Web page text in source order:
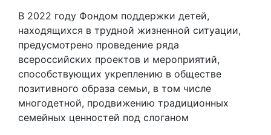
В 2022 году Фондом поддержки детей,
находящихся в трудной жизненной ситуации,
предусмотрено проведение ряда
всероссийских проектов и мероприятий,
способствующих укреплению в обществе
позитивного образа семьи, в том числе
многодетной, продвижению традиционных
семейных ценностей под слоганом